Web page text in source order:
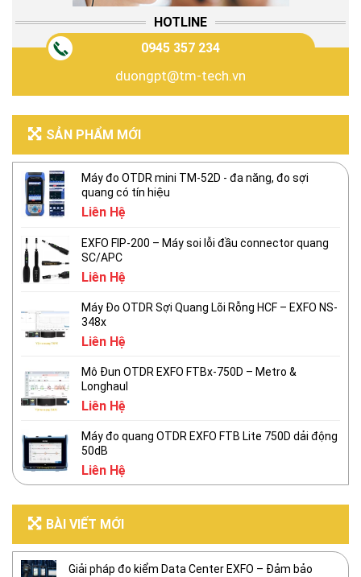
HOTLINE
0945 357 234
duongpt@tm-tech.vn
SẢN PHẨM MỚI
Máy đo OTDR mini TM-52D - đa năng, đo sợi
quang có tín hiệu
Liên Hệ
EXFO FIP-200 – Máy soi lỗi đầu connector quang
SC/APC
Liên Hệ
Máy Đo OTDR Sợi Quang Lõi Rỗng HCF – EXFO NS-
348x
Liên Hệ
Mô Đun OTDR EXFO FTBx-750D – Metro &
Longhaul
Liên Hệ
Máy đo quang OTDR EXFO FTB Lite 750D dải động
50dB
Liên Hệ
BÀI VIẾT MỚI
Giải pháp đo kiểm Data Center EXFO – Đảm bảo